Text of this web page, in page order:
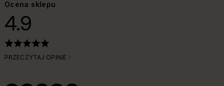
Ocena sklepu
4.9
PRZECZYTAJ OPINIE